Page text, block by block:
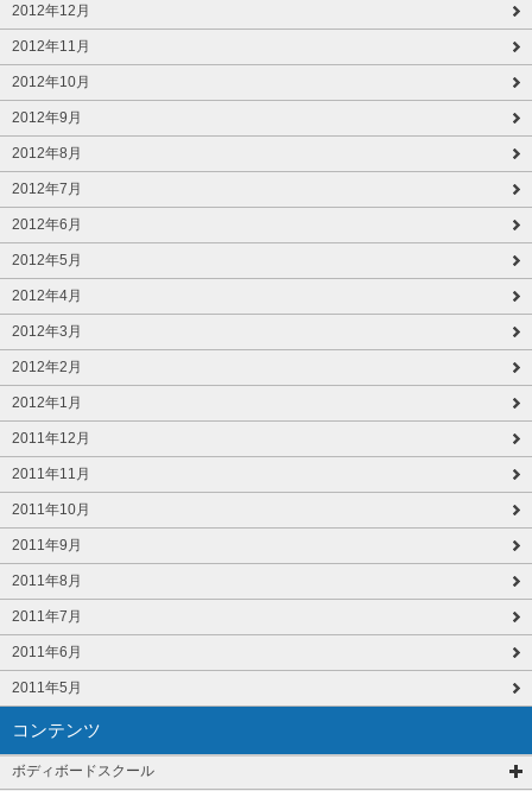
2012年12月
2012年11月
2012年10月
2012年9月
2012年8月
2012年7月
2012年6月
2012年5月
2012年4月
2012年3月
2012年2月
2012年1月
2011年12月
2011年11月
2011年10月
2011年9月
2011年8月
2011年7月
2011年6月
2011年5月
コンテンツ
ボディボードスクール